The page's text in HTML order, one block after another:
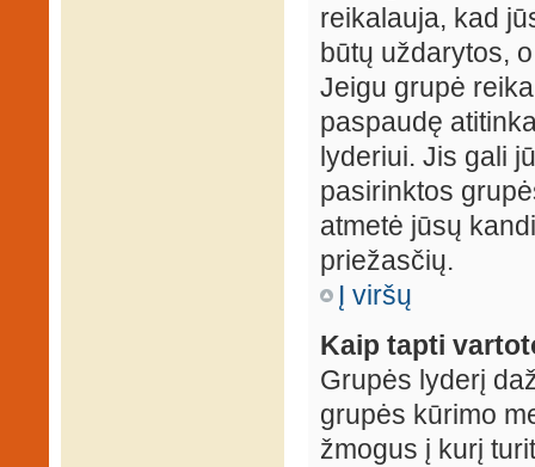
reikalauja, kad
būtų uždarytos,
Jeigu grupė
paspaudę
lyderiui. Jis gali
pasirinktos
atmetė jūsų
priežasčių.
Į viršų
Kaip tapti
Grupės lyderį
grupės kūrimo
žmogus į kurį